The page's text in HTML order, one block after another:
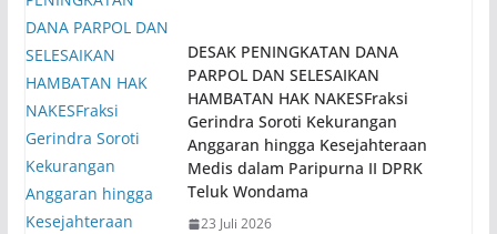
DESAK PENINGKATAN DANA
PARPOL DAN SELESAIKAN
HAMBATAN HAK NAKESFraksi
Gerindra Soroti Kekurangan
Anggaran hingga Kesejahteraan
Medis dalam Paripurna II DPRK
Teluk Wondama
23 Juli 2026